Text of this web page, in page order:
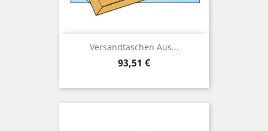
Versandtaschen Aus...
Preis
93,51 €